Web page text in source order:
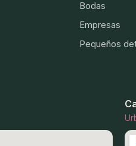
Bodas
Empresas
Pequeños